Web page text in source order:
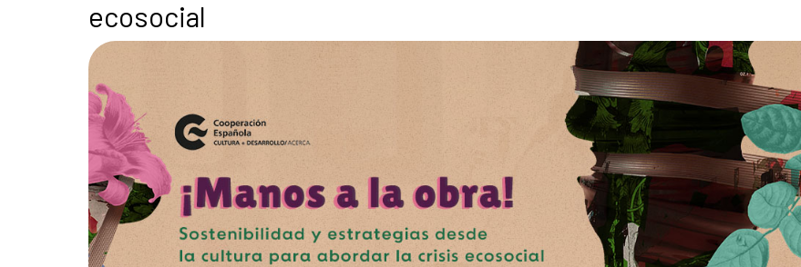
ecosocial